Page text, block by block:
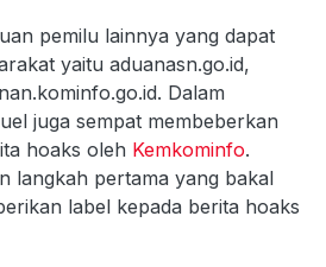
pemilu lainnya yang dapat
yaitu aduanasn.go.id,
Dalam
juga sempat membeberkan
hoaks oleh Kemkominfo.
langkah pertama yang bakal
label kepada berita hoaks